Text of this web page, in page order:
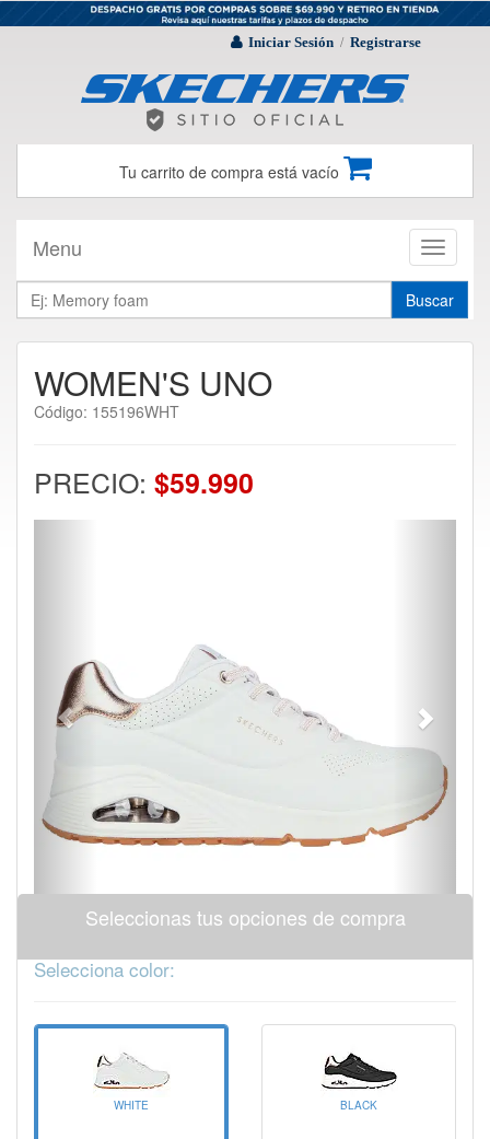
Iniciar Sesión / Registrarse
Tu carrito de compra está vacío
Toggle
Menu
Buscar
WOMEN'S UNO
Código: 155196WHT
PRECIO: $59.990
Seleccionas tus opciones de compra
Selecciona color:
WHITE BLACK